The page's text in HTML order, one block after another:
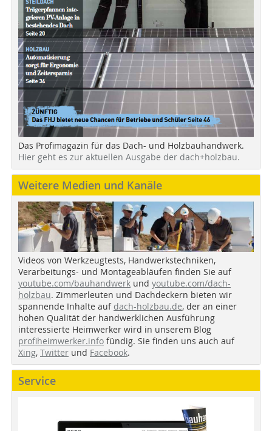
Das Profimagazin für das Dach- und Holzbauhandwerk.
Hier geht es zur aktuellen Ausgabe der dach+holzbau.
Weitere Medien und Kanäle
Videos von Werkzeugtests, Handwerkstechniken,
Verarbeitungs- und Montageabläufen finden Sie auf
youtube.com/bauhandwerk und youtube.com/dach-
holzbau. Zimmerleuten und Dachdeckern bieten wir
spannende Inhalte auf dach-holzbau.de, der an einer
hohen Qualität der handwerklichen Ausführung
interessierte Heimwerker wird in unserem Blog
profiheimwerker.info fündig. Sie finden uns auch auf
Xing, Twitter und Facebook.
Service